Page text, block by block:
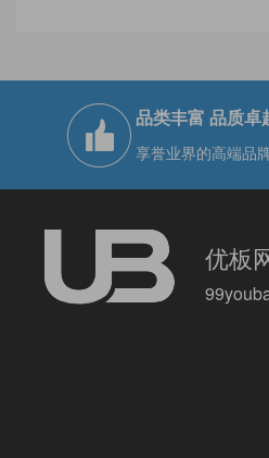
品类丰富 品质卓
享誉业界的高端品
优板